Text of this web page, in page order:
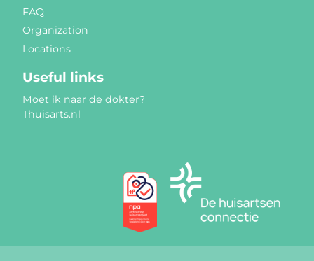
FAQ
Organization
Locations
Useful links
Moet ik naar de dokter?
Thuisarts.nl